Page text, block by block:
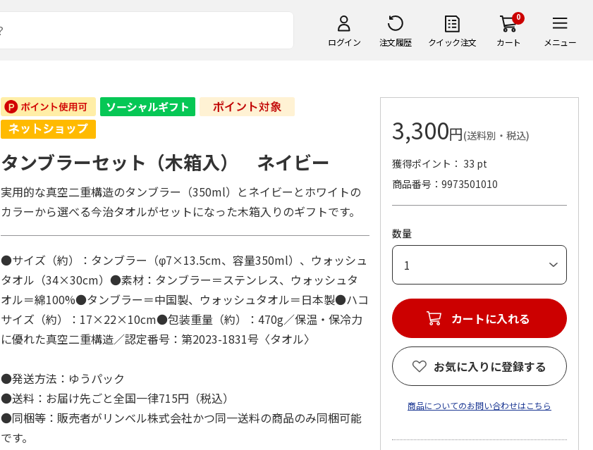
ログイン 注文履歴 クイック注文
0
カート メニュー
タンブラーセット（木箱入） ネイビー
実用的な真空二重構造のタンブラー（350ml）とネイビーとホワイトの
カラーから選べる今治タオルがセットになった木箱入りのギフトです。
●サイズ（約）：タンブラー（φ7×13.5cm、容量350ml）、ウォッシュ
タオル（34×30cm）●素材：タンブラー＝ステンレス、ウォッシュタ
オル＝綿100%●タンブラー＝中国製、ウォッシュタオル＝日本製●ハコ
サイズ（約）：17×22×10cm●包装重量（約）：470g／保温・保冷力
に優れた真空二重構造／認定番号：第2023-1831号〈タオル〉
●発送方法：ゆうパック
●送料：お届け先ごと全国一律715円（税込）
●同梱等：販売者がリンベル株式会社かつ同一送料の商品のみ同梱可能
です。
3,300円(送料別・税込)
獲得ポイント： 33 pt
商品番号
9973501010
数量
カートに入れる
お気に入りに登録する
商品についてのお問い合わせはこちら